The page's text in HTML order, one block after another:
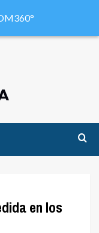
en los